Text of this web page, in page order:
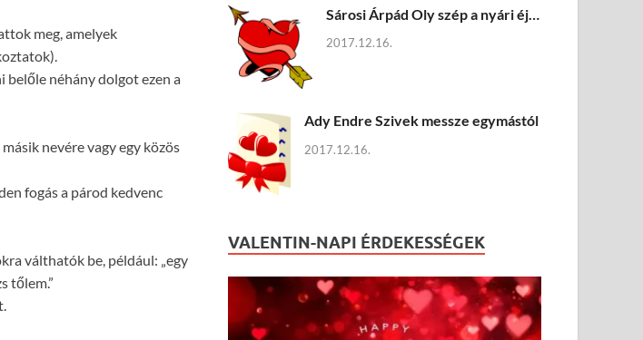
meg, amelyek
belőle néhány dolgot ezen a
nevére vagy egy közös
fogás a párod kedvenc
válthatók be, például: „egy
tőlem.”
Sárosi Árpád Oly szép a nyári éj…
2017.12.16.
Ady Endre Szivek messze egymástól
2017.12.16.
VALENTIN-NAPI ÉRDEKESSÉGEK